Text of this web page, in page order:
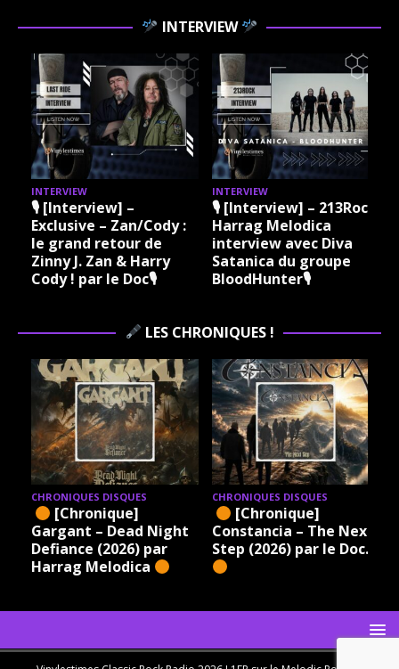
INTERVIEW
INTERVIEW
🎙 [Interview] –
Exclusive – Zan/Cody :
le grand retour de
Zinny J. Zan & Harry
Cody ! par le Doc🎙
INTERVIEW
🎙 [Interview] – 213Rock
Harrag Melodica
interview avec Diva
Satanica du groupe
BloodHunter🎙
LES CHRONIQUES !
CHRONIQUES DISQUES
[Chronique]
Gargant – Dead Night
Defiance (2026) par
Harrag Melodica
CHRONIQUES DISQUES
[Chronique]
Constancia – The Next
Step (2026) par le Doc.